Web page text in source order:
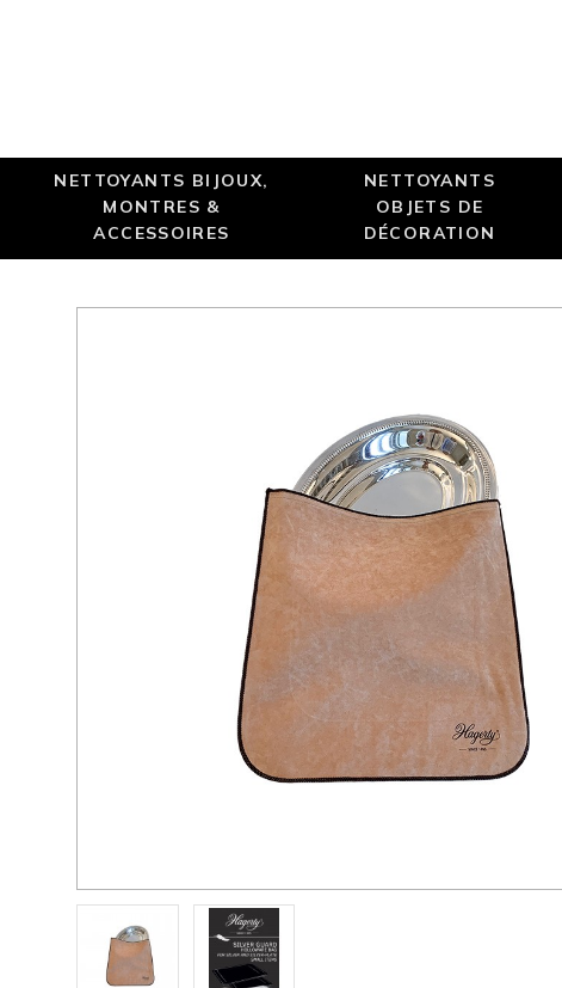
NETTOYANTS BIJOUX,
MONTRES &
ACCESSOIRES
NETTOYANTS
OBJETS DE
DÉCORATION